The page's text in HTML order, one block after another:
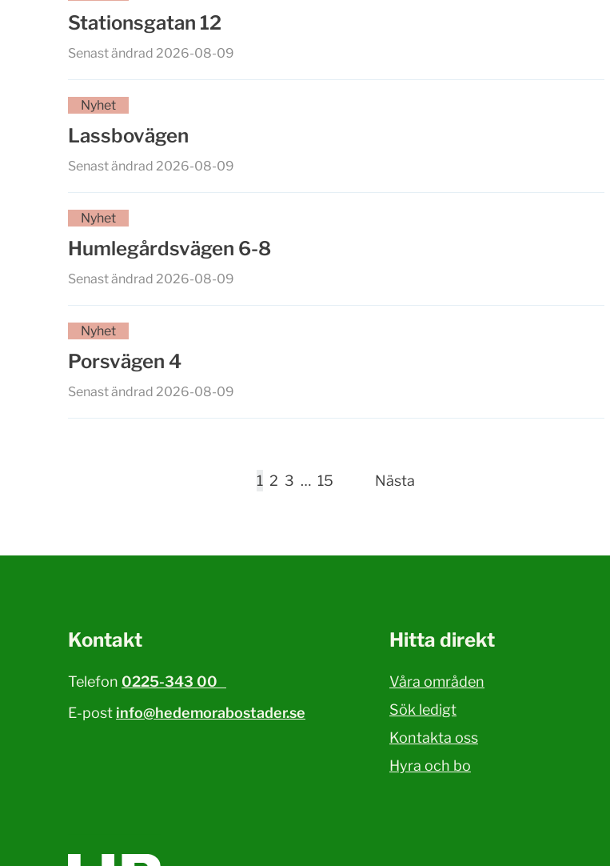
Stationsgatan 12
Senast ändrad 2026-08-09
Nyhet
Lassbovägen
Senast ändrad 2026-08-09
Nyhet
Humlegårdsvägen 6-8
Senast ändrad 2026-08-09
Nyhet
Porsvägen 4
Senast ändrad 2026-08-09
1 2 3 … 15 Nästa
Kontakt
Telefon 0225-343 00
E-post info@hedemorabostader.se
Hitta direkt
Våra områden
Sök ledigt
Kontakta oss
Hyra och bo